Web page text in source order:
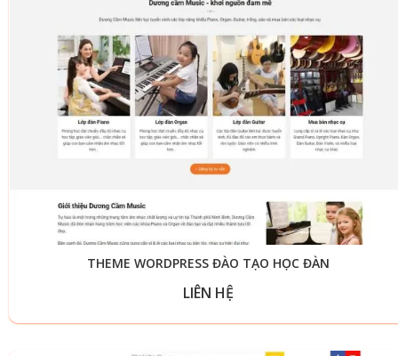
THEME WORDPRESS ĐÀO TẠO HỌC ĐÀN
LIÊN HỆ